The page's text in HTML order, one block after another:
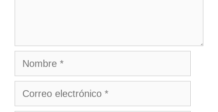
Nombre
Correo